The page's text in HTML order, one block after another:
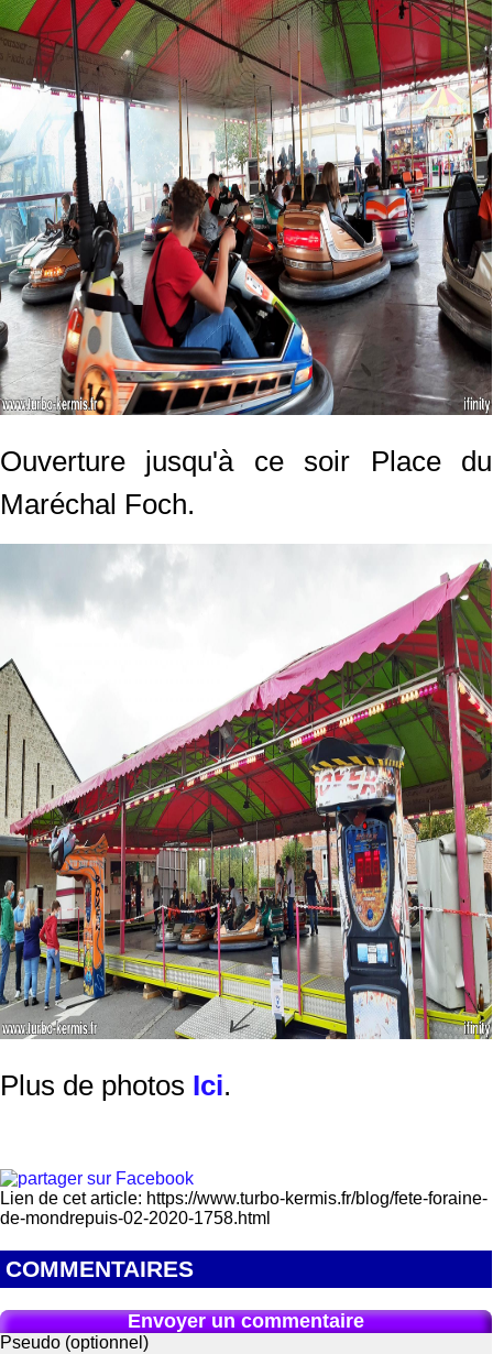
Ouverture jusqu'à ce soir Place du
Maréchal Foch.
Plus de photos Ici.
Lien de cet article: https://www.turbo-kermis.fr/blog/fete-foraine-
de-mondrepuis-02-2020-1758.html
COMMENTAIRES
Envoyer un commentaire
Pseudo (optionnel)